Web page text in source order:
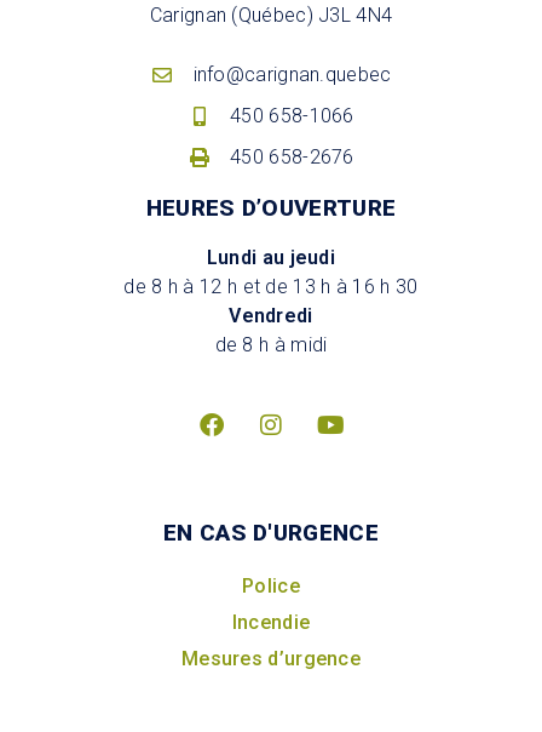
Carignan (Québec) J3L 4N4
info@carignan.quebec
450 658-1066
450 658-2676
HEURES D’OUVERTURE
Lundi au jeudi
de 8 h à 12 h et de 13 h à 16 h 30
Vendredi
de 8 h à midi
EN CAS D'URGENCE
Police
Incendie
Mesures d’urgence